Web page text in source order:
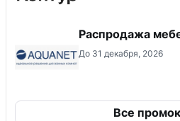
Распродажа
До 31 декабря, 2026
Все